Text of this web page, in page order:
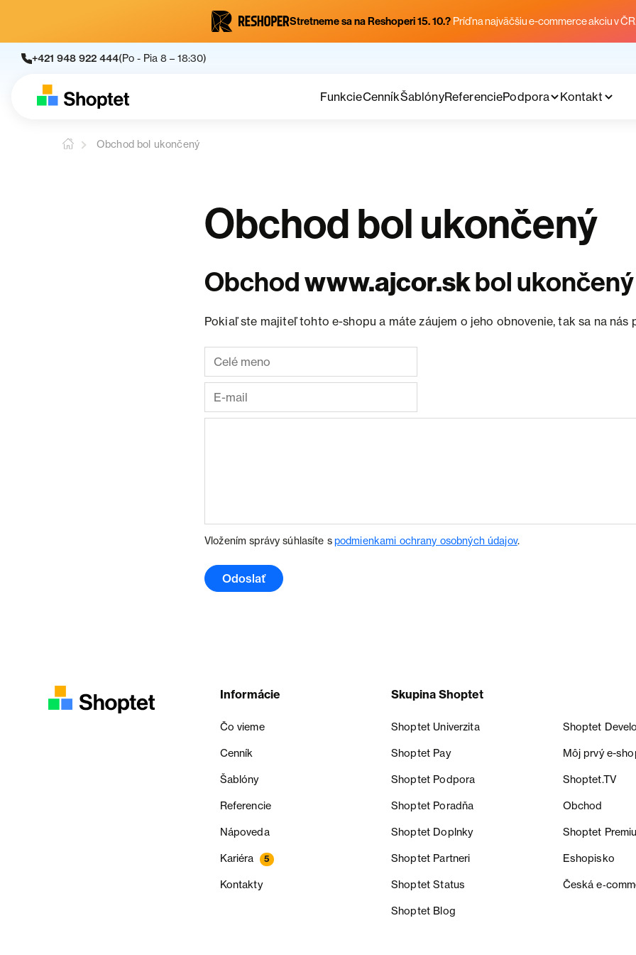
Stretneme sa na Reshoperi 15. 10.? Príď na najväčšiu e-commerce akciu v ČR.
+421 948 922 444(Po - Pia 8 – 18:30)
FunkcieCenníkŠablónyReferenciePodpora Kontakt
Obchod bol ukončený
Obchod bol ukončený
Obchodwww.ajcor.skbol ukončený
Pokiaľ ste majiteľ tohto e-shopu a máte záujem o jeho obnovenie, tak sa na nás
Vložením správy súhlasíte spodmienkami ochrany osobných údajov.
Odoslať
Informácie
Čo vieme
Cenník
Šablóny
Referencie
Nápoveda
Kariéra 5
Kontakty
Skupina Shoptet
Shoptet Univerzita Shoptet
Shoptet Pay Môj prvý e-
Shoptet Podpora Shoptet.TV
Shoptet Poradňa Obchod
Shoptet Doplnky Shoptet
Shoptet Partneri Eshopisko
Shoptet Status Česká
Shoptet Blog